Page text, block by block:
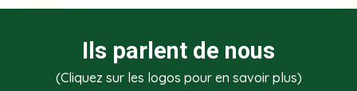
Ils parlent de nous
(Cliquez sur les logos pour en savoir plus)